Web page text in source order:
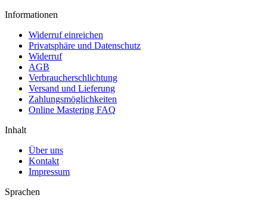
Informationen
Widerruf einreichen
Privatsphäre und Datenschutz
Widerruf
AGB
Verbraucherschlichtung
Versand und Lieferung
Zahlungsmöglichkeiten
Online Mastering FAQ
Inhalt
Über uns
Kontakt
Impressum
Sprachen